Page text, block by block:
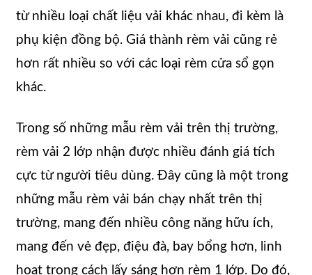
từ nhiều loại chất liệu vải khác nhau, đi kèm là
phụ kiện đồng bộ. Giá thành rèm vải cũng rẻ
hơn rất nhiều so với các loại rèm cửa sổ gọn
khác.
Trong số những mẫu rèm vải trên thị trường,
rèm vải 2 lớp nhận được nhiều đánh giá tích
cực từ người tiêu dùng. Đây cũng là một trong
những mẫu rèm vải bán chạy nhất trên thị
trường, mang đến nhiều công năng hữu ích,
mang đến vẻ đẹp, điệu đà, bay bổng hơn, linh
hoạt trong cách lấy sáng hơn rèm 1 lớp. Do đó,